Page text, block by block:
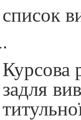
список
Курсова
задля